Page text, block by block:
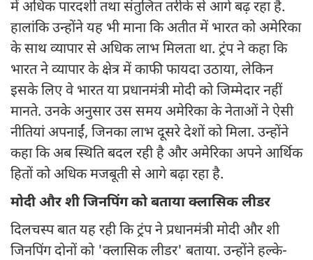
में अधिक पारदर्शी तथा संतुलित तरीके से आगे बढ़ रहा है.
हालांकि उन्होंने यह भी माना कि अतीत में भारत को अमेरिका
के साथ व्यापार से अधिक लाभ मिलता था. ट्रंप ने कहा कि
भारत ने व्यापार के क्षेत्र में काफी फायदा उठाया, लेकिन
इसके लिए वे भारत या प्रधानमंत्री मोदी को जिम्मेदार नहीं
मानते. उनके अनुसार उस समय अमेरिका के नेताओं ने ऐसी
नीतियां अपनाईं, जिनका लाभ दूसरे देशों को मिला. उन्होंने
कहा कि अब स्थिति बदल रही है और अमेरिका अपने आर्थिक
हितों को अधिक मजबूती से आगे बढ़ा रहा है.
मोदी और शी जिनपिंग को बताया क्लासिक लीडर
दिलचस्प बात यह रही कि ट्रंप ने प्रधानमंत्री मोदी और शी
जिनपिंग दोनों को 'क्लासिक लीडर' बताया. उन्होंने हल्के-